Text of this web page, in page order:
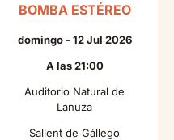
BOMBA ESTÉREO
domingo - 12 Jul 2026
A las 21:00
Auditorio Natural de
Lanuza
Sallent de Gállego